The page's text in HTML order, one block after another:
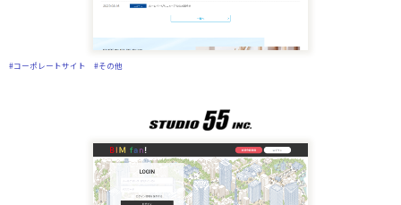
#コーポレートサイト #その他